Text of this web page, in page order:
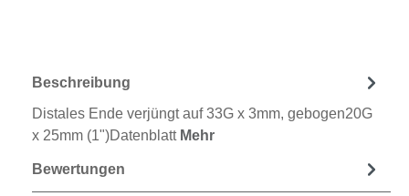
Beschreibung
Distales Ende verjüngt auf 33G x 3mm, gebogen20G
x 25mm (1")Datenblatt Mehr
Bewertungen